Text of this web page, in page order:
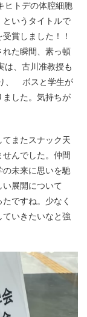
ヒトデの体腔細胞
というタイトルで
賞しました！！
れた瞬間、素っ頓
は、古川准教授も
、 ボスと学生が
ました。気持ちが
またスナック天
んでした。仲間
未来に思いを馳
展開について
ですね。少なく
いきたいなと強